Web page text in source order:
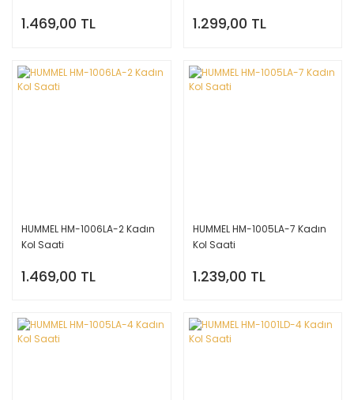
1.469,00 TL 1.299,00 TL
HUMMEL HM-1006LA-2 Kadın
Kol Saati
1.469,00 TL
HUMMEL HM-1005LA-7 Kadın
Kol Saati
1.239,00 TL